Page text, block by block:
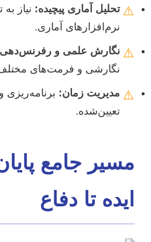
⚠️ تحلیل آماری پیچیده: نیاز
نرم‌افزارهای آماری.
⚠️ نگارش علمی و
نگارشی و فرمت‌های
⚠️ مدیریت زمان: برنامه‌ریزی
تعیین‌شده.
مسیر جامع
ایده تا دفاع